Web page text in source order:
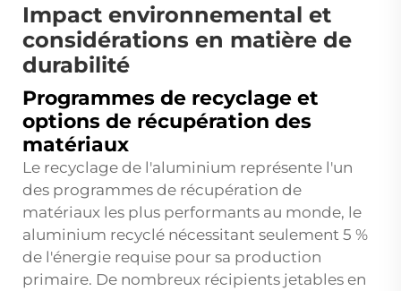
Impact environnemental et
considérations en matière de
durabilité
Programmes de recyclage et
options de récupération des
matériaux
Le recyclage de l'aluminium représente l'un
des programmes de récupération de
matériaux les plus performants au monde, le
aluminium recyclé nécessitant seulement 5 %
de l'énergie requise pour sa production
primaire. De nombreux récipients jetables en